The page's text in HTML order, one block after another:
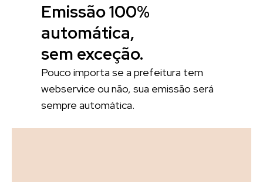
Emissão 100%
automática,
sem exceção.
Pouco importa se a prefeitura tem
webservice ou não, sua emissão será
sempre automática.